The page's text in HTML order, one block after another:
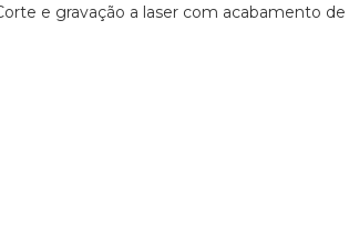
e gravação a laser com acabamento de